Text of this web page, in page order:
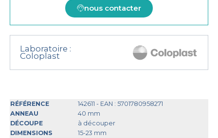
nous contacter
Laboratoire :
Coloplast
142611 - EAN : 5701780958271
40 mm
à découper
15-23 mm